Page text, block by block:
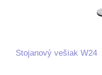
Stojanový vešiak W24